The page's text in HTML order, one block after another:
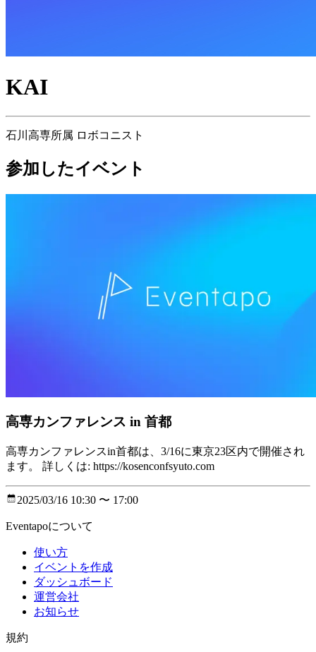
KAI
石川高専所属 ロボコニスト
参加したイベント
高専カンファレンス in 首都
高専カンファレンスin首都は、3/16に東京23区内で開催され
ます。 詳しくは: https://kosenconfsyuto.com
2025/03/16 10:30 〜 17:00
Eventapoについて
使い方
イベントを作成
ダッシュボード
運営会社
お知らせ
規約